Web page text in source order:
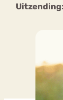
Uitzending: